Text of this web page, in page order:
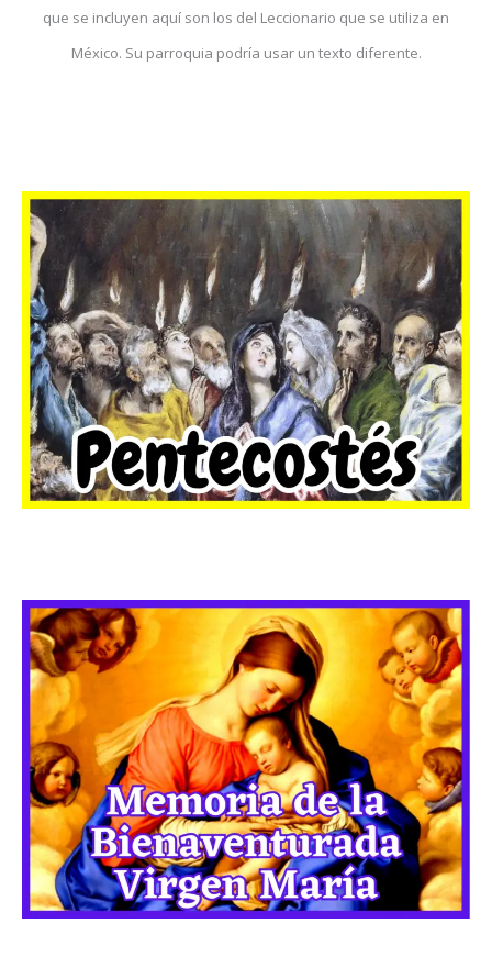
que se incluyen aquí son los del Leccionario que se utiliza en
México. Su parroquia podría usar un texto diferente.